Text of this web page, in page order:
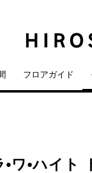
フロアガイド
•ワ•ハイト